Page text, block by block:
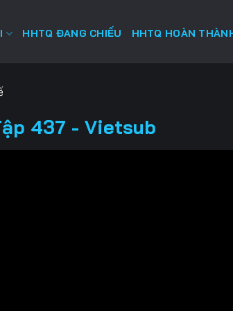
HHTQ ĐANG CHIẾU HHTQ HOÀN
437 - Vietsub